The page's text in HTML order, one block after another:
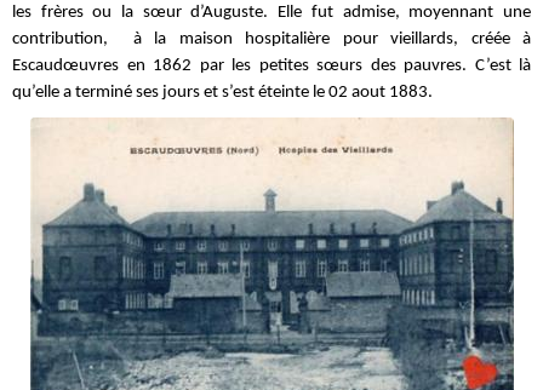
les frères ou la sœur d’Auguste. Elle fut admise, moyennant une
contribution, à la maison hospitalière pour vieillards, créée à
Escaudœuvres en 1862 par les petites sœurs des pauvres. C’est là
qu’elle a terminé ses jours et s’est éteinte le 02 aout 1883.